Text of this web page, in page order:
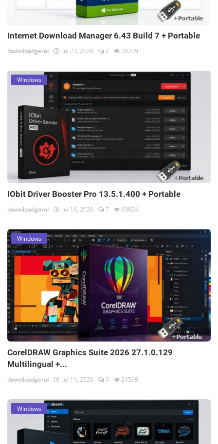
Internet Download Manager 6.43 Build 7 + Portable
downloadgeral Jul 23, 2026 2 28229
Windows
IObit Driver Booster Pro 13.5.1.400 + Portable
downloadgeral Jul 16, 2026 7 69824
Windows
CorelDRAW Graphics Suite 2026 27.1.0.129
Multilingual +...
downloadgeral Jul 11, 2026 0 21569
Windows